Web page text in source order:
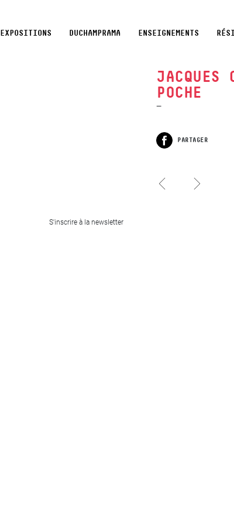
EXPOSITIONS DUCHAMPRAMA ENSEIGNEMENTS
JACQUES
POCHE
Facebook
PARTAGER
S'inscrire à la newsletter